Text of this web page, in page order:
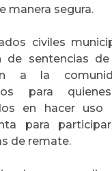
manera segura.
civiles
de sentencias
a la
para
en hacer uso
para
de remate.